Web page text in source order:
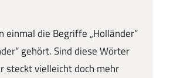
einmal die Begriffe „Holländer“
gehört. Sind diese Wörter
steckt vielleicht doch mehr